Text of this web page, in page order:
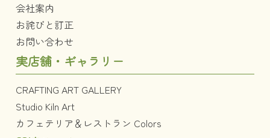
会社案内
お詫びと訂正
お問い合わせ
実店舗・ギャラリー
CRAFTING ART GALLERY
Studio Kiln Art
カフェテリア＆レストラン Colors